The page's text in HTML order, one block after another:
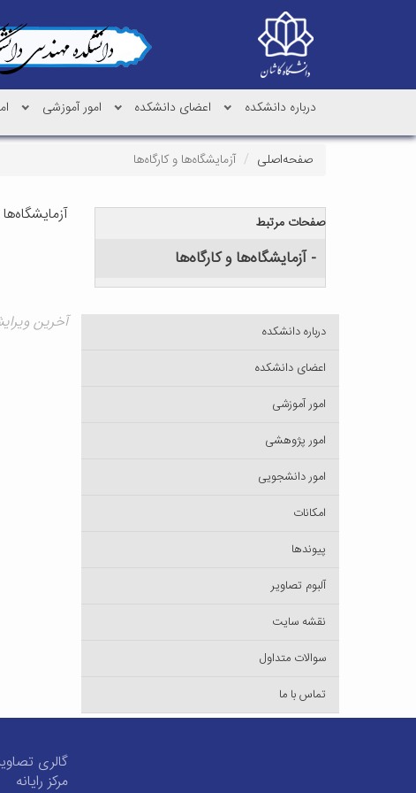
درباره دانشکده اعضای دانشکده امور آموزشی
صفحه‌اصلی آزمایشگاه‌ها و کارگاه‌ها
آزمایشگاه‌ها
آخرین ویرایش ۳۰
صفحات مرتبط
- آزمایشگاه‌ها و کارگاه‌ها
درباره دانشکده
اعضای دانشکده
امور آموزشی
امور پژوهشی
امور دانشجویی
امکانات
پیوندها
آلبوم تصاویر
نقشه سایت
سوالات متداول
تماس با ما
گالری
مرکز رایانه